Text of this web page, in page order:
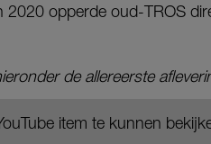
2020 opperde oud-TROS
de allereerste
item te kunnen